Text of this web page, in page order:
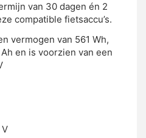
van 30 dagen én 2
compatible fietsaccu’s.
vermogen van 561 Wh,
en is voorzien van een